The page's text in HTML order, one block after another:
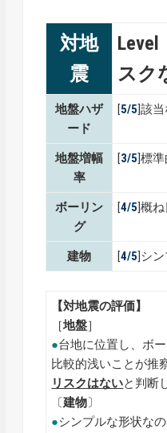
対地
震
スク
地盤ハザ
ード
[5/5]該当
地盤増幅
率
[3/5]標準
ボーリン
グ
[4/5]概
建物 [4/5]シ
【対地震の評価】
［地盤］
●台地に位置し、ボ
比較的浅いことが推
リスクはないと判断
〔建物〕
●シンプルな形状な